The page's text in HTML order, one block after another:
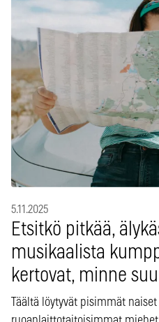
5.11.2025
Etsitkö pitkää,
musikaalista
kertovat, minne
Täältä löytyvät pisimmät